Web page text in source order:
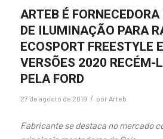
ARTEB É
DE ILUMINAÇÃO PARA
ECOSPORT FREESTYLE
VERSÕES 2020 RECÉM-
PELA FORD
27 de agosto de 2019 / por Arteb
Fabricante se destaca no mercado